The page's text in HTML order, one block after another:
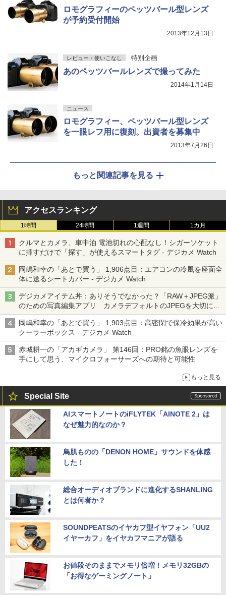
ロモグラフィーのペッツバール型レンズ
が予約受付開始
2013年12月13日
レビュー・使いこなし 特別企画
あのペッツバールレンズで撮ってみた
2014年1月14日
ニュース
ロモグラフィー、ペッツバール型レンズ
を一眼レフ用に復刻。出資者を募集中
2013年7月26日
もっと関連記事を見る
アクセスランキング
1時間 24時間 1週間 1カ月
クルマとカメラ、車中泊 電池切れの心配なし！シガーソケット
に挿すだけで「探す」が使えるスマートタグ - デジカメ Watch
岡嶋和幸の「あとで買う」 1,906点目：エアコンの冷風を座面全
体に送るシートカバー - デジカメ Watch
デジカメアイテム丼：ありそうでなかった？「RAW＋JPEG派」
のための写真編集アプリ カメラデフォルトのJPEGを大切にす
る「Filmator」
岡嶋和幸の「あとで買う」 1,903点目：高密閉で保冷効果が高い
クーラーボックス - デジカメ Watch
赤城耕一の「アカギカメラ」 第146回：PRO銘の魚眼レンズを
手にして思う、マイクロフォーサーズへの期待と可能性
もっと見る
Special Site
AIスマートノートのiFLYTEK「AINOTE 2」は
なぜ魅力的なのか？
鳥肌ものの「DENON HOME」サウンドを体感
した！
総合オーディオブランドに進化するSHANLING
とは何者か？
SOUNDPEATSのイヤカフ型イヤフォン「UU2
イヤーカフ」をイヤカフマニアが語る
お値段そのままでメモリ倍増！メモリ32GBの
「お得なゲーミングノート」